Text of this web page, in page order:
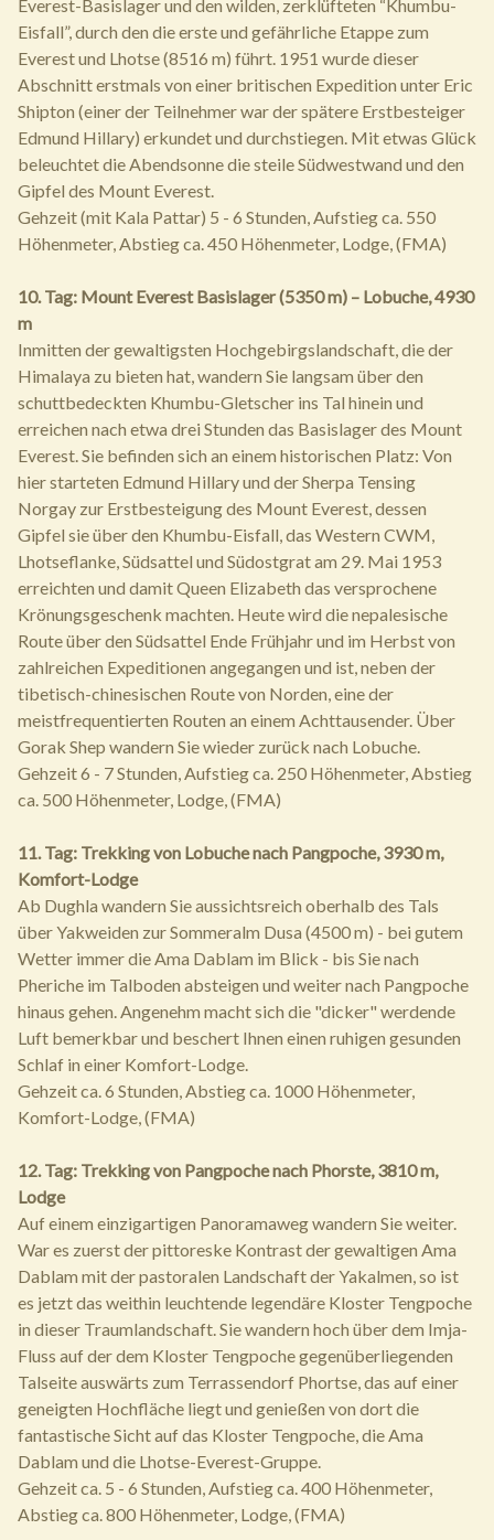
Everest-Basislager und den wilden, zerklüfteten “Khumbu-
Eisfall”, durch den die erste und gefährliche Etappe zum
Everest und Lhotse (8516 m) führt. 1951 wurde dieser
Abschnitt erstmals von einer britischen Expedition unter Eric
Shipton (einer der Teilnehmer war der spätere Erstbesteiger
Edmund Hillary) erkundet und durchstiegen. Mit etwas Glück
beleuchtet die Abendsonne die steile Südwestwand und den
Gipfel des Mount Everest.
Gehzeit (mit Kala Pattar) 5 - 6 Stunden, Aufstieg ca. 550
Höhenmeter, Abstieg ca. 450 Höhenmeter, Lodge, (FMA)
10. Tag: Mount Everest Basislager (5350 m) – Lobuche, 4930
m
Inmitten der gewaltigsten Hochgebirgslandschaft, die der
Himalaya zu bieten hat, wandern Sie langsam über den
schuttbedeckten Khumbu-Gletscher ins Tal hinein und
erreichen nach etwa drei Stunden das Basislager des Mount
Everest. Sie befinden sich an einem historischen Platz: Von
hier starteten Edmund Hillary und der Sherpa Tensing
Norgay zur Erstbesteigung des Mount Everest, dessen
Gipfel sie über den Khumbu-Eisfall, das Western CWM,
Lhotseflanke, Südsattel und Südostgrat am 29. Mai 1953
erreichten und damit Queen Elizabeth das versprochene
Krönungsgeschenk machten. Heute wird die nepalesische
Route über den Südsattel Ende Frühjahr und im Herbst von
zahlreichen Expeditionen angegangen und ist, neben der
tibetisch-chinesischen Route von Norden, eine der
meistfrequentierten Routen an einem Achttausender. Über
Gorak Shep wandern Sie wieder zurück nach Lobuche.
Gehzeit 6 - 7 Stunden, Aufstieg ca. 250 Höhenmeter, Abstieg
ca. 500 Höhenmeter, Lodge, (FMA)
11. Tag: Trekking von Lobuche nach Pangpoche, 3930 m,
Komfort-Lodge
Ab Dughla wandern Sie aussichtsreich oberhalb des Tals
über Yakweiden zur Sommeralm Dusa (4500 m) - bei gutem
Wetter immer die Ama Dablam im Blick - bis Sie nach
Pheriche im Talboden absteigen und weiter nach Pangpoche
hinaus gehen. Angenehm macht sich die "dicker" werdende
Luft bemerkbar und beschert Ihnen einen ruhigen gesunden
Schlaf in einer Komfort-Lodge.
Gehzeit ca. 6 Stunden, Abstieg ca. 1000 Höhenmeter,
Komfort-Lodge, (FMA)
12. Tag: Trekking von Pangpoche nach Phorste, 3810 m,
Lodge
Auf einem einzigartigen Panoramaweg wandern Sie weiter.
War es zuerst der pittoreske Kontrast der gewaltigen Ama
Dablam mit der pastoralen Landschaft der Yakalmen, so ist
es jetzt das weithin leuchtende legendäre Kloster Tengpoche
in dieser Traumlandschaft. Sie wandern hoch über dem Imja-
Fluss auf der dem Kloster Tengpoche gegenüberliegenden
Talseite auswärts zum Terrassendorf Phortse, das auf einer
geneigten Hochfläche liegt und genießen von dort die
fantastische Sicht auf das Kloster Tengpoche, die Ama
Dablam und die Lhotse-Everest-Gruppe.
Gehzeit ca. 5 - 6 Stunden, Aufstieg ca. 400 Höhenmeter,
Abstieg ca. 800 Höhenmeter, Lodge, (FMA)